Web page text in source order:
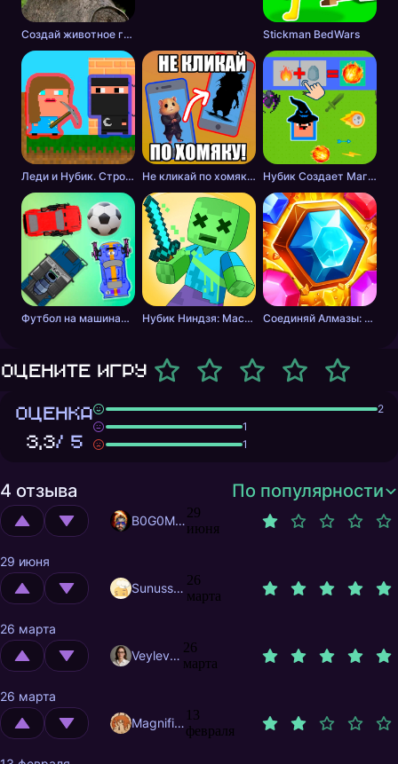
Создай животное головоломка Stickman BedWars
Леди и Нубик. Строить и копать Не кликай по хомяку! Нубик Создает Магию
Футбол на машинах с оружием Нубик Ниндзя: Мастер Меча Соединяй Алмазы: Дойди до 10
Оцените игру
ОЦЕНКА
3,3/ 5
2
1
1
4 отзыва По популярности
B0G0M0L
29
июня
29 июня
Sunusstex
26
марта
26 марта
Veylevas
26
марта
26 марта
MagnificentMrFox
13
февраля